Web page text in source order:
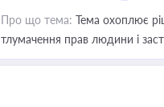
Про що тема: Тема охоплює
тлумачення прав людини і